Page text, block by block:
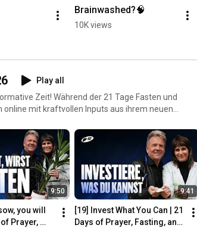
Brainwashed?🧠
10K views
Play all
Zeit! Während der 21 Tage Fasten und
online mit kraftvollen Inputs aus ihrem neuen
Weise in deinem Leben zu erleben.
Fokus und geben Gott mehr Raum, um
Andachten, die dich inspirieren, stärken
Infos:
sein und Gott9:50
you will
Prayer,
9:41
[19] Invest What You Can | 21
Days of Prayer, Fasting, and